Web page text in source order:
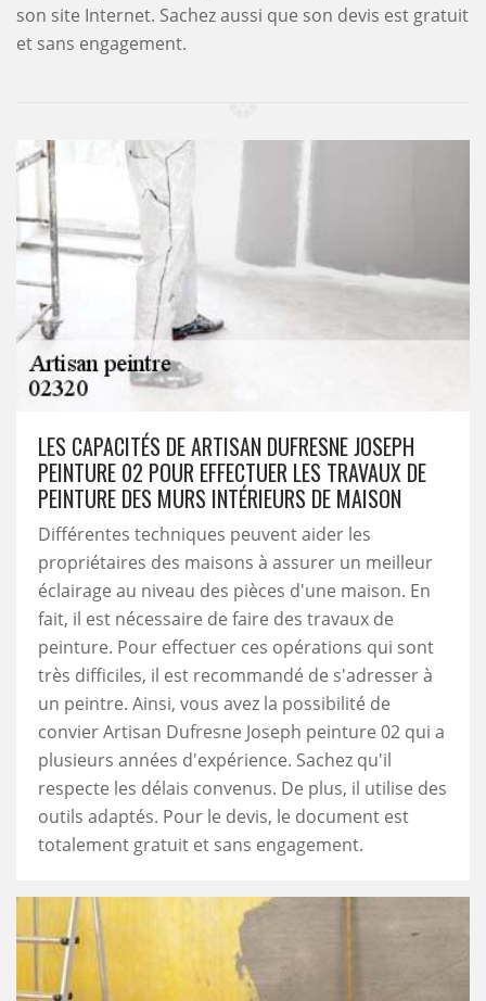
son site Internet. Sachez aussi que son devis est gratuit
et sans engagement.
LES CAPACITÉS DE ARTISAN DUFRESNE JOSEPH
PEINTURE 02 POUR EFFECTUER LES TRAVAUX DE
PEINTURE DES MURS INTÉRIEURS DE MAISON
Différentes techniques peuvent aider les
propriétaires des maisons à assurer un meilleur
éclairage au niveau des pièces d'une maison. En
fait, il est nécessaire de faire des travaux de
peinture. Pour effectuer ces opérations qui sont
très difficiles, il est recommandé de s'adresser à
un peintre. Ainsi, vous avez la possibilité de
convier Artisan Dufresne Joseph peinture 02 qui a
plusieurs années d'expérience. Sachez qu'il
respecte les délais convenus. De plus, il utilise des
outils adaptés. Pour le devis, le document est
totalement gratuit et sans engagement.